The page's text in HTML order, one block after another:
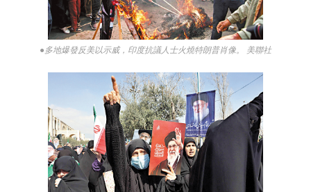
●多地爆發反美以示威，印度抗議人士火燒特朗普肖像。 美聯社